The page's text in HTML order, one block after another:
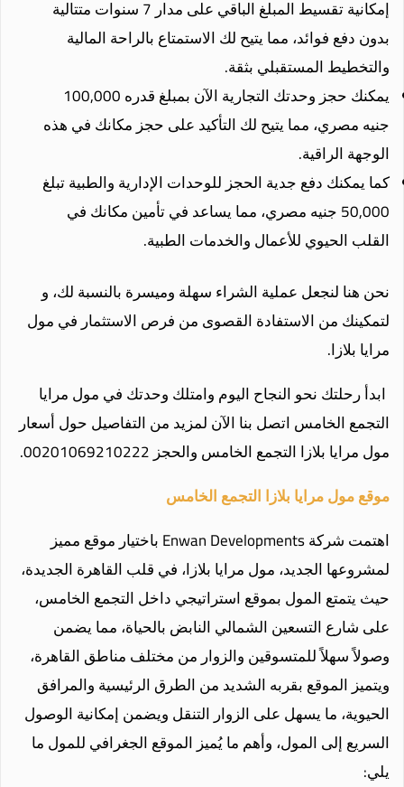
إمكانية تقسيط المبلغ الباقي على مدار 7 سنوات متتالية
بدون دفع فوائد، مما يتيح لك الاستمتاع بالراحة المالية
والتخطيط المستقبلي بثقة.
يمكنك حجز وحدتك التجارية الآن بمبلغ قدره 100,000
جنيه مصري، مما يتيح لك التأكيد على حجز مكانك في هذه
الوجهة الراقية.
كما يمكنك دفع جدية الحجز للوحدات الإدارية والطبية تبلغ
50,000 جنيه مصري، مما يساعد في تأمين مكانك في
القلب الحيوي للأعمال والخدمات الطبية.
نحن هنا لنجعل عملية الشراء سهلة وميسرة بالنسبة لك، و
لتمكينك من الاستفادة القصوى من فرص الاستثمار في مول
مرايا بلازا.
ابدأ رحلتك نحو النجاح اليوم وامتلك وحدتك في مول مرايا
التجمع الخامس اتصل بنا الآن لمزيد من التفاصيل حول أسعار
مول مرايا بلازا التجمع الخامس والحجز 00201069210222
.
موقع مول مرايا بلازا التجمع الخامس
اهتمت شركة Enwan Developments باختيار موقع مميز
لمشروعها الجديد، مول مرايا بلازا، في قلب القاهرة الجديدة،
حيث يتمتع المول بموقع استراتيجي داخل التجمع الخامس،
على شارع التسعين الشمالي النابض بالحياة، مما يضمن
وصولاً سهلاً للمتسوقين والزوار من مختلف مناطق القاهرة،
ويتميز الموقع بقربه الشديد من الطرق الرئيسية والمرافق
الحيوية، ما يسهل على الزوار التنقل ويضمن إمكانية الوصول
السريع إلى المول، وأهم ما يُميز الموقع الجغرافي للمول ما
يلي: